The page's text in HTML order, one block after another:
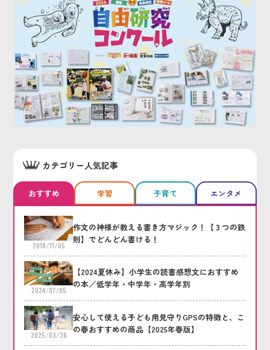
カテゴリー人気記事
おすすめ 学習 子育て エンタメ
2018/11/05
作文の神様が教える書き方マジック！【３つの鉄
則】でどんどん書ける！
2024/07/05
【2024夏休み】小学生の読書感想文におすすめ
の本／低学年・中学年・高学年別
2025/03/28
安心して使える子ども用見守りGPSの特徴と、こ
の春おすすめの商品【2025年春版】